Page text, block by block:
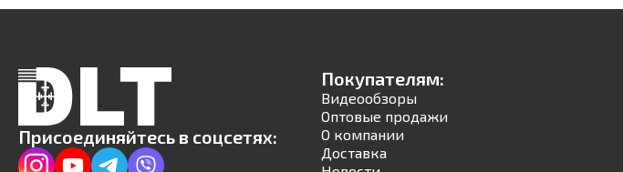
Присоединяйтесь в соцсетях:
Покупателям:
Видеообзоры
Оптовые продажи
О компании
Доставка